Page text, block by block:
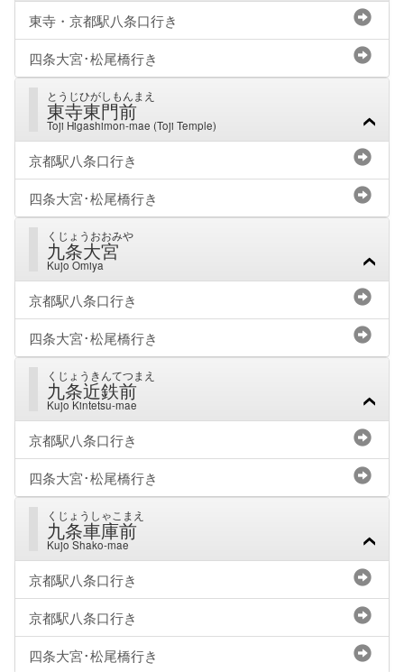
東寺・京都駅八条口行き
四条大宮･松尾橋行き
とうじひがしもんまえ
東寺東門前
Toji Higashimon-mae (Toji Temple)
京都駅八条口行き
四条大宮･松尾橋行き
くじょうおおみや
九条大宮
Kujo Omiya
京都駅八条口行き
四条大宮･松尾橋行き
くじょうきんてつまえ
九条近鉄前
Kujo Kintetsu-mae
京都駅八条口行き
四条大宮･松尾橋行き
くじょうしゃこまえ
九条車庫前
Kujo Shako-mae
京都駅八条口行き
京都駅八条口行き
四条大宮･松尾橋行き